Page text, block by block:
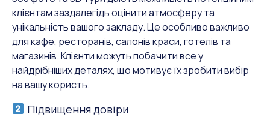
клієнтам заздалегідь оцінити атмосферу та
унікальність вашого закладу. Це особливо важливо
для кафе, ресторанів, салонів краси, готелів та
магазинів. Клієнти можуть побачити все у
найдрібніших деталях, що мотивує їх зробити вибір
на вашу користь.
Підвищення довіри